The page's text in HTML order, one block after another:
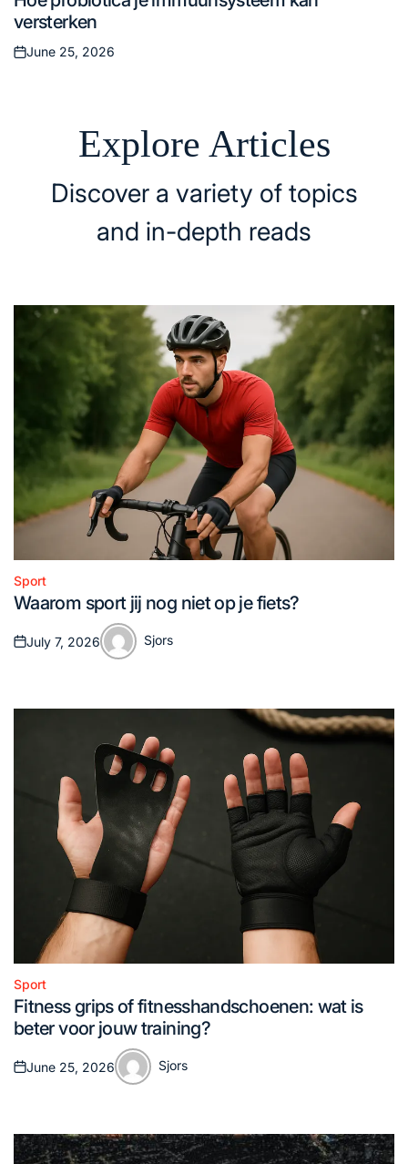
in
versterken
Posted
June 25, 2026
Explore Articles
Discover a variety of topics
and in-depth reads
Posted
in
Sport
Waarom sport jij nog niet op je fiets?
Posted
July 7, 2026
Posted
Sjors
Posted
in
Sport
Fitness grips of fitnesshandschoenen: wat is
beter voor jouw training?
Posted
June 25, 2026
Posted
Sjors